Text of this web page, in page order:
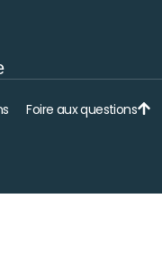
Foire aux questions